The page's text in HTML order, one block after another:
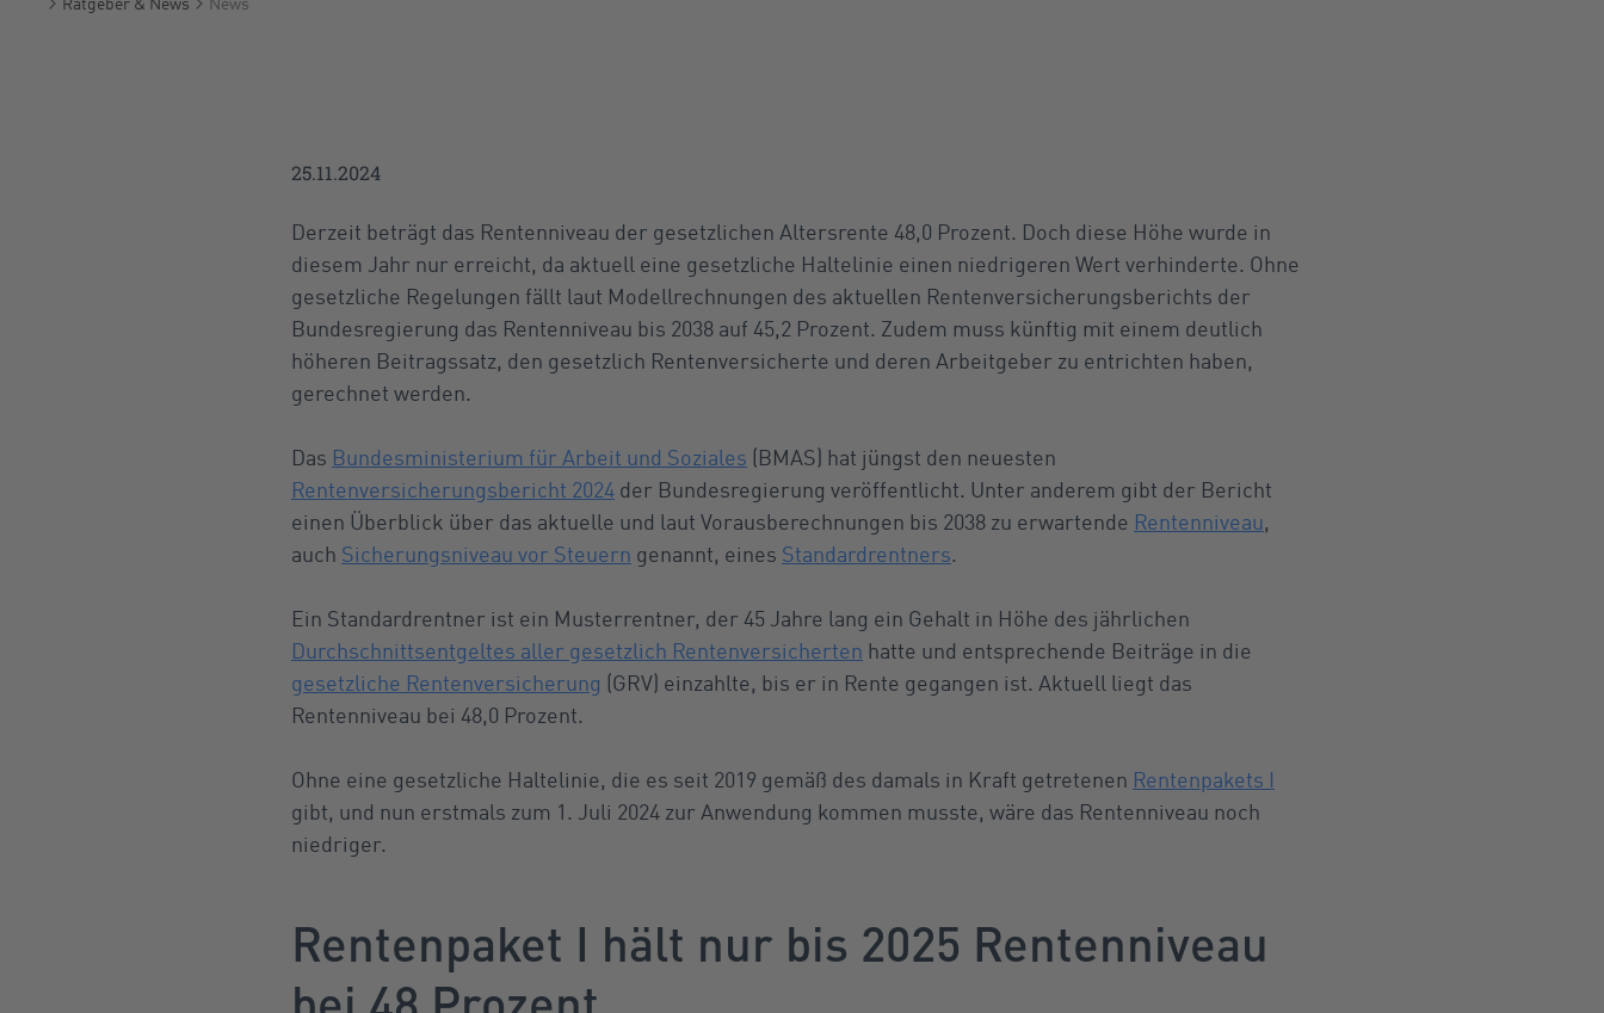
25.11.2024
Derzeit beträgt das Rentenniveau der gesetzlichen Altersrente 48,0 Prozent. Doch diese Höhe wurde in
diesem Jahr nur erreicht, da aktuell eine gesetzliche Haltelinie einen niedrigeren Wert verhinderte. Ohne
gesetzliche Regelungen fällt laut Modellrechnungen des aktuellen Rentenversicherungsberichts der
Bundesregierung das Rentenniveau bis 2038 auf 45,2 Prozent. Zudem muss künftig mit einem deutlich
höheren Beitragssatz, den gesetzlich Rentenversicherte und deren Arbeitgeber zu entrichten haben,
gerechnet werden.
Das Bundesministerium für Arbeit und Soziales (BMAS) hat jüngst den neuesten
Rentenversicherungsbericht 2024 der Bundesregierung veröffentlicht. Unter anderem gibt der Bericht
einen Überblick über das aktuelle und laut Vorausberechnungen bis 2038 zu erwartende Rentenniveau,
auch Sicherungsniveau vor Steuern genannt, eines Standardrentners.
Ein Standardrentner ist ein Musterrentner, der 45 Jahre lang ein Gehalt in Höhe des jährlichen
Durchschnittsentgeltes aller gesetzlich Rentenversicherten hatte und entsprechende Beiträge in die
gesetzliche Rentenversicherung (GRV) einzahlte, bis er in Rente gegangen ist. Aktuell liegt das
Rentenniveau bei 48,0 Prozent.
Ohne eine gesetzliche Haltelinie, die es seit 2019 gemäß des damals in Kraft getretenen Rentenpakets I
gibt, und nun erstmals zum 1. Juli 2024 zur Anwendung kommen musste, wäre das Rentenniveau noch
niedriger.
Rentenpaket I hält nur bis 2025 Rentenniveau